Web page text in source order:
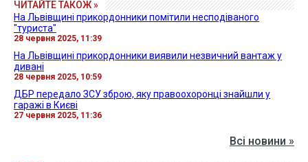
ЧИТАЙТЕ ТАКОЖ »
На Львівщині прикордонники помітили несподіваного
"туриста"
28 червня 2025, 11:39
На Львівщині прикордонники виявили незвичний вантаж у
дивані
28 червня 2025, 10:59
ДБР передало ЗСУ зброю, яку правоохоронці знайшли у
гаражі в Києві
27 червня 2025, 11:36
Всі новини »